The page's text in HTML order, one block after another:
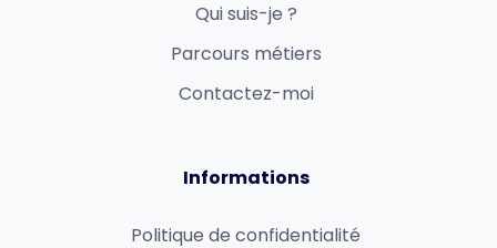
Qui suis-je ?
Parcours métiers
Contactez-moi
Informations
Politique de confidentialité